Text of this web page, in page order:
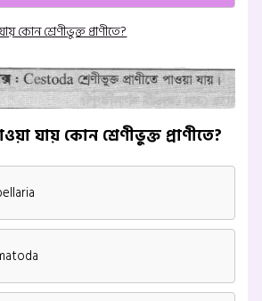
কোন শ্রেণীভুক্ত প্রাণীতে?
যায় কোন শ্রেণীভুক্ত প্রাণীতে?